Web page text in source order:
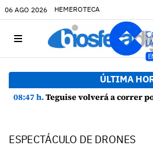
06 AGO 2026 HEMEROTECA
ÚLTIMA
08:47 h.Teguise volverá a correr por la vida con la II Carrera
ESPECTÁCULO DE DRONES